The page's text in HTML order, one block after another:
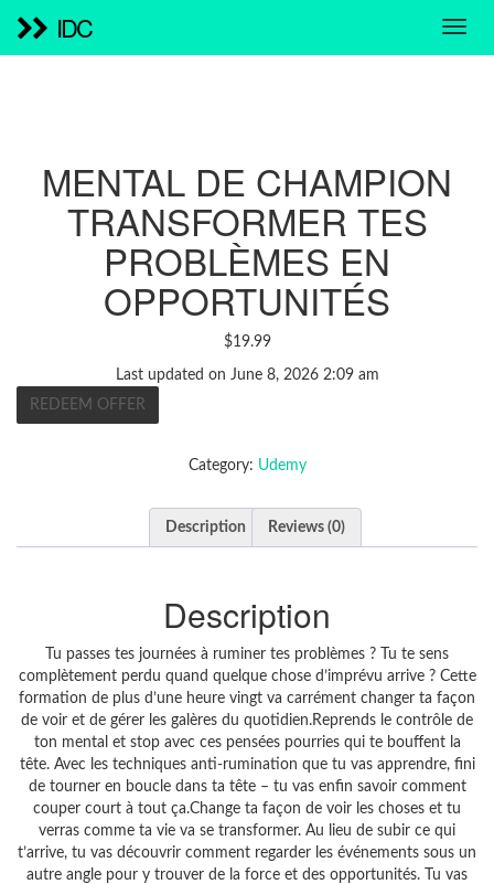
IDC
MENTAL DE CHAMPION
TRANSFORMER TES
PROBLÈMES EN
OPPORTUNITÉS
$19.99
Last updated on June 8, 2026 2:09 am
REDEEM OFFER
Category: Udemy
Description Reviews (0)
Description
Tu passes tes journées à ruminer tes problèmes ? Tu te sens
complètement perdu quand quelque chose d’imprévu arrive ? Cette
formation de plus d’une heure vingt va carrément changer ta façon
de voir et de gérer les galères du quotidien.Reprends le contrôle de
ton mental et stop avec ces pensées pourries qui te bouffent la
tête. Avec les techniques anti-rumination que tu vas apprendre, fini
de tourner en boucle dans ta tête – tu vas enfin savoir comment
couper court à tout ça.Change ta façon de voir les choses et tu
verras comme ta vie va se transformer. Au lieu de subir ce qui
t’arrive, tu vas découvrir comment regarder les événements sous un
autre angle pour y trouver de la force et des opportunités. Tu vas